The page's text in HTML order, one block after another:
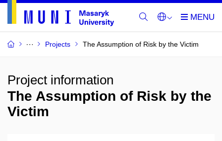
Projects The Assumption of Risk by the Victim
Project information
The Assumption of Risk by the
Victim